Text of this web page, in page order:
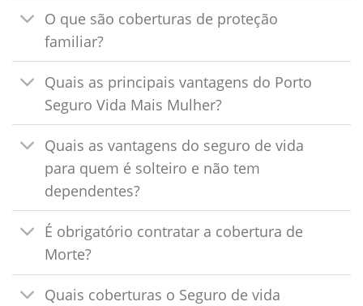
O que são coberturas de proteção
familiar?
Quais as principais vantagens do Porto
Seguro Vida Mais Mulher?
Quais as vantagens do seguro de vida
para quem é solteiro e não tem
dependentes?
É obrigatório contratar a cobertura de
Morte?
Quais coberturas o Seguro de vida